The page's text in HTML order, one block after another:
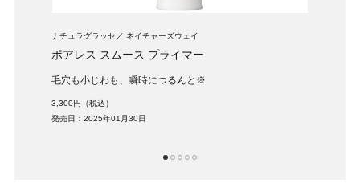
ナチュラグラッセ ネイチャーズウェイ
ポアレス スムース プライマー
毛穴も小じわも、瞬時につるんと※
3,300円（税込）
発売日：2025年01月30日